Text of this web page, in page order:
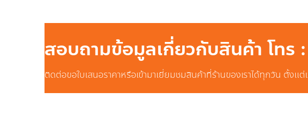
สอบถามข้อมูลเกี่ยวกับสินค้า โทร
ติดต่อขอใบเสนอราคาหรือเข้ามาเยี่ยมชมสินค้าที่ร้านของเราได้ทุกวัน ตั้งแ